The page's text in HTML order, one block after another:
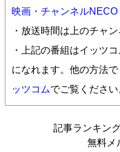
映画・チャンネルNECO
・放送時間は上のチャ
・上記の番組はイッツ
になれます。他の方法
ッツコムでご覧ください
記事ランキン
無料メ